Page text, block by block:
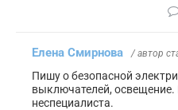
Елена Смирнова / автор
Пишу о безопасной
выключателей, освещение.
неспециалиста.